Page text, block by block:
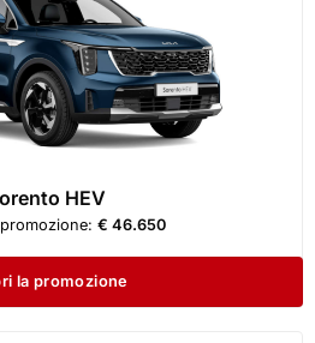
HEV
€ 46.650
la promozione